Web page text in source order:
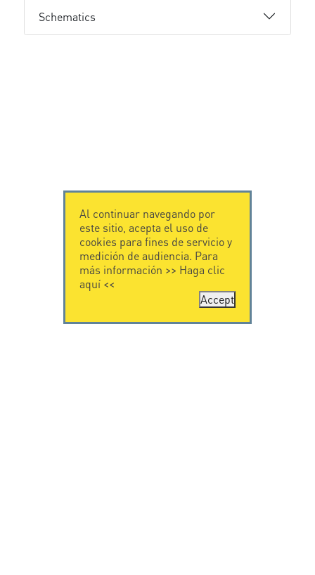
Schematics
Al continuar navegando por
este sitio, acepta el uso de
cookies para fines de servicio y
medición de audiencia. Para
más información >> Haga clic
aquí<<
Accept